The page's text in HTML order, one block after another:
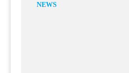
NEWS